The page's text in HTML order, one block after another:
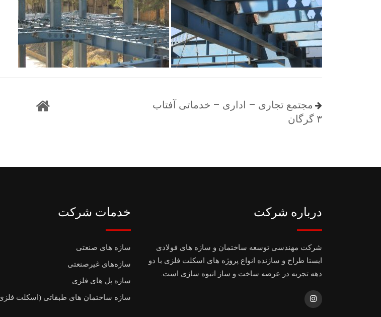
مجتمع تجاری – اداری – خدماتی آفتاب
۳ گرگان
درباره شرکت
شرکت مهندسی توسعه ساختمان و سازه های فولادی
ایستا طراح و سازنده انواع پروژه های اسکلت فلزی با دو
دهه تجربه در عرصه ساخت و ساز انبوه سازی است.
خدمات شرکت
سازه های صنعتی
سازه‌های غیرصنعتی
سازه پل های فلزی
سازه ساختمان های طبقاتی (اسکلت